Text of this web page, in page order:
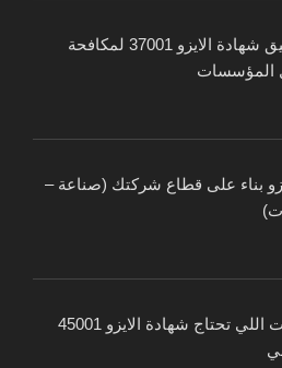
خطوات تطبيق شهادة الايزو 37001 لمكافحة
المؤسسات
بناء على قطاع شركتك (صناعة –
أهم الصناعات اللي تحتاج شهادة الايزو 45001